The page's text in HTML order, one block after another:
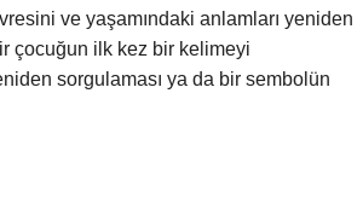
ve yaşamındaki anlamları yeniden
çocuğun ilk kez bir kelimeyi
sorgulaması ya da bir sembolün